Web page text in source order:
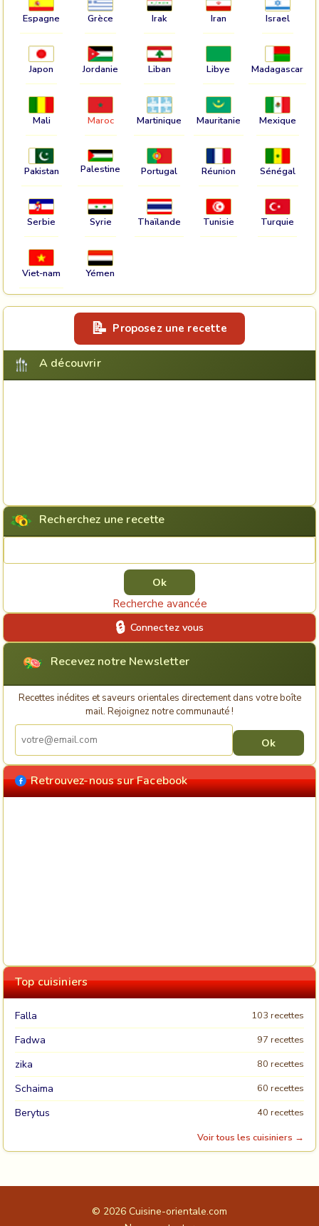
Espagne Grèce Irak Iran Israel
Japon Jordanie Liban Libye Madagascar
Mali Maroc Martinique Mauritanie Mexique
Pakistan Palestine Portugal Réunion Sénégal
Serbie Syrie Thaïlande Tunisie Turquie
Viet-nam Yémen
Proposez une recette
A découvrir
Recherchez une recette
Recherche avancée
Connectez vous
Recevez notre Newsletter
Recettes inédites et saveurs orientales directement dans votre boîte
mail. Rejoignez notre communauté !
Retrouvez-nous sur Facebook
Top cuisiniers
Falla 103 recettes
Fadwa 97 recettes
zika 80 recettes
Schaima 60 recettes
Berytus
40 recettes
Voir tous les cuisiniers →
© 2026 Cuisine-orientale.com